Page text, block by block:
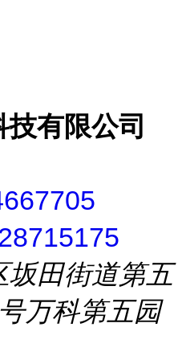
有限公司
坂田街道第五
万科第五园